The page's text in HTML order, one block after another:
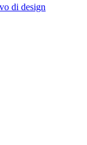
di design